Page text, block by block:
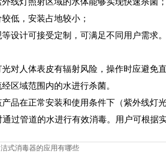
线灯照射区域的水体能够实现快速杀菌；
低，安装占地较小；
设计可接受定制，可满足不同用户需求。
对人体表皮有辐射风险，操作时应避免
区域范围内的水进行杀菌。
品在正常安装和使用条件下（紫外线灯
过管道的水进行有效消毒。用户可根据
式消毒器的应用有哪些